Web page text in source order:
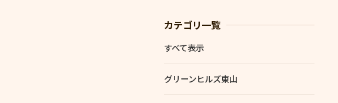
カテゴリ一覧
すべて表示
グリーンヒルズ東山